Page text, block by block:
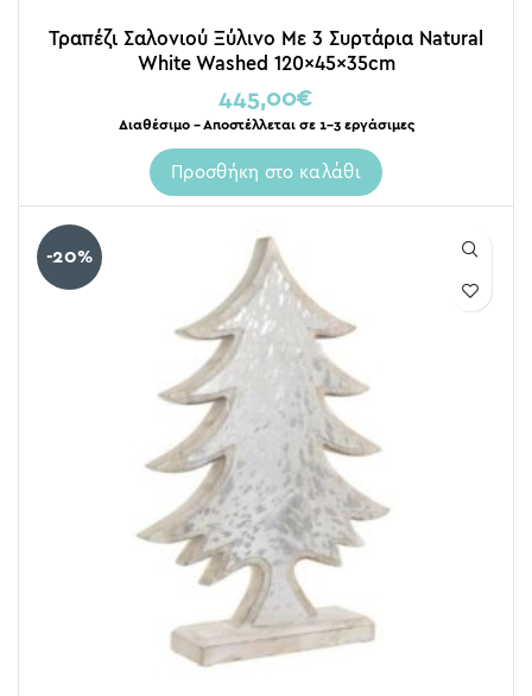
Τραπέζι Σαλονιού Ξύλινο Με 3 Συρτάρια Natural
White Washed 120x45x35cm
445,00€
Διαθέσιμο – Αποστέλλεται σε 1-3 εργάσιμες
Προσθήκη στο καλάθι
-20%